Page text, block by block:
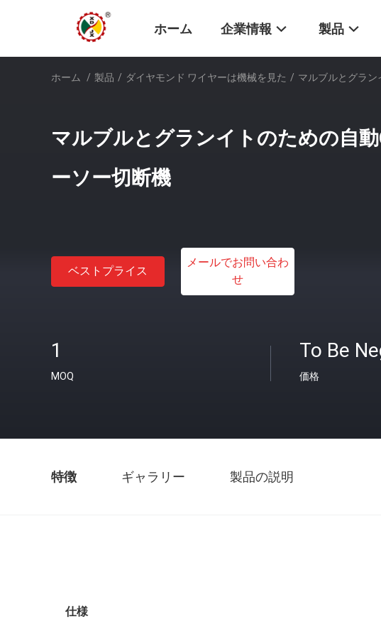
ホーム 企業情報 製品
ホーム / 製品 / ダイヤモンド ワイヤーは機械を見た / マルブルとグラン
マルブルとグランイトのための自
ーソー切断機
ベストプライス
メールでお問い合わ
せ
1
MOQ
To Be
価格
特徴 ギャラリー 製品の説明
仕様